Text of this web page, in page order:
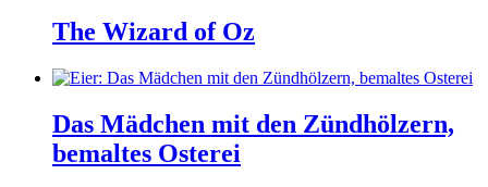
The Wizard of Oz
Das Mädchen mit den Zündhölzern,
bemaltes Osterei